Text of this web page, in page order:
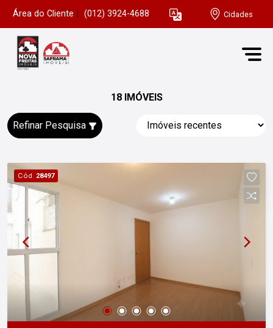
Área do Cliente (012) 3924-4688 Cidades
18 IMÓVEIS
Refinar Pesquisa
Cód. 28497